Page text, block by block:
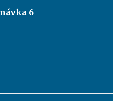
6